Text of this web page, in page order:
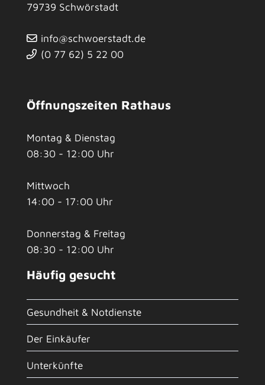
79739 Schwörstadt
info@schwoerstadt.de
(0 77 62) 5 22 00
Öffnungszeiten Rathaus
Montag & Dienstag
08:30 - 12:00 Uhr
Mittwoch
14:00 - 17:00 Uhr
Donnerstag & Freitag
08:30 - 12:00 Uhr
Häufig gesucht
Gesundheit & Notdienste
Der Einkäufer
Unterkünfte